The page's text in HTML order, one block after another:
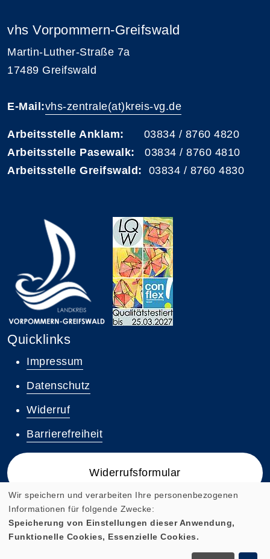
vhs Vorpommern-Greifswald
Martin-Luther-Straße 7a
17489 Greifswald
E-Mail:vhs-zentrale(at)kreis-vg.de
Arbeitsstelle Anklam: 03834 / 8760 4820
Arbeitsstelle Pasewalk: 03834 / 8760 4810
Arbeitsstelle Greifswald: 03834 / 8760 4830
Quicklinks
Impressum
Datenschutz
Widerruf
Barrierefreiheit
Widerrufsformular
Cookie Einstellungen
Wir speichern und verarbeiten Ihre personenbezogenen
Informationen für folgende Zwecke:
Speicherung von Einstellungen dieser Anwendung,
Funktionelle Cookies, Essenzielle Cookies.